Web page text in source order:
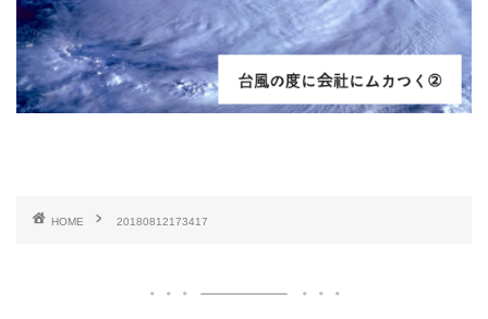
HOME 20180812173417